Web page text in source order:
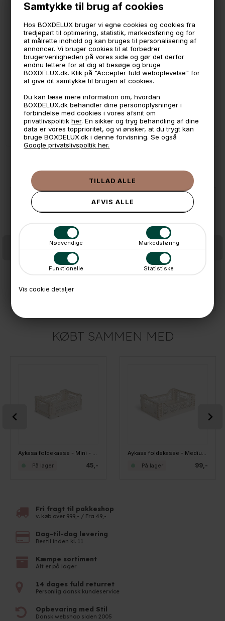
Samtykke til brug af cookies
Hos BOXDELUX bruger vi egne cookies og cookies fra
tredjepart til optimering, statistik, markedsføring og for
at målrette indhold og kan bruges til personalisering af
annoncer. Vi bruger cookies til at forbedrer
brugervenligheden på vores side og gør det derfor
endnu lettere for at dig at besøge og bruge
BOXDELUX.dk. Klik på "Accepter fuld weboplevelse" for
at give dit samtykke til brugen af cookies.
Du kan læse mere information om, hvordan
BOXDELUX.dk behandler dine personoplysninger i
forbindelse med cookies i vores afsnit om
privatlivspolitikher. En sikker og tryg behandling af dine
data er vores topprioritet, og vi ønsker, at du trygt kan
bruge BOXDELUX.dk i denne forvisning. Se også
Google privatslivspoltik her.
Nødvendige Markedsføring
Funktionelle Statistiske
Vis cookie detaljer
🕚 Bestil inden 11 & vi sender samme dag på hverdage
🧺 Kan du lægge varen i kurven, er den på lager
🌟 4,9 med over 1200 anmeldelser ★★★★★
📦 Fragtfri v. køb over 999,- ellers fra 49,- med GLS
💳 Betal med
📱 Kundeservice 50446800 (9-12)
Kundeservicemail@boxdelux.dk (24/7)
ANDRE IDÉER
KØBT SAMMEN MED
Aykasa foldekasse - Mini - Coconut Milk
45,-
På lager
Aykasa foldekasse - Medium - Coconut Milk
99,-
På lager
Fri fragt til pakkeshop
v. køb over 999,- / Fra 49,-
Dag-til-dag levering
Bestil inden kl. 11
Kæmpe sortiment
Alt er på lager
14 dages fuld returret
Personlig dansk kundeservice
Opbevaring med Stil
Dansk webshop siden 2005